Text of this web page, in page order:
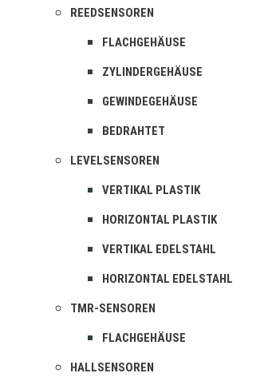
REEDSENSOREN
FLACHGEHÄUSE
ZYLINDERGEHÄUSE
GEWINDEGEHÄUSE
BEDRAHTET
LEVELSENSOREN
VERTIKAL PLASTIK
HORIZONTAL PLASTIK
VERTIKAL EDELSTAHL
HORIZONTAL EDELSTAHL
TMR-SENSOREN
FLACHGEHÄUSE
HALLSENSOREN